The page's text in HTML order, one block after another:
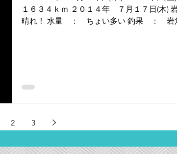
１６３４ｋｍ ２０１４年 ７月１７日(木) 岩手 天気 ：
晴れ！ 水量 ： ちょい多い 釣果 ： 岩魚、山女
2 3